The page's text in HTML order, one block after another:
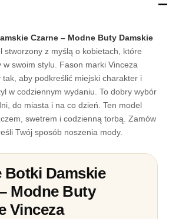
Czarne – Modne Buty Damskie
stworzony z myślą o kobietach, które
w swoim stylu. Fason marki Vinceza
tak, aby podkreślić miejski charakter i
w codziennym wydaniu. To dobry wybór
do miasta i na co dzień. Ten model
swetrem i codzienną torbą. Zamów
Twój sposób noszenia mody.
Botki Damskie
Modne Buty
Vinceza